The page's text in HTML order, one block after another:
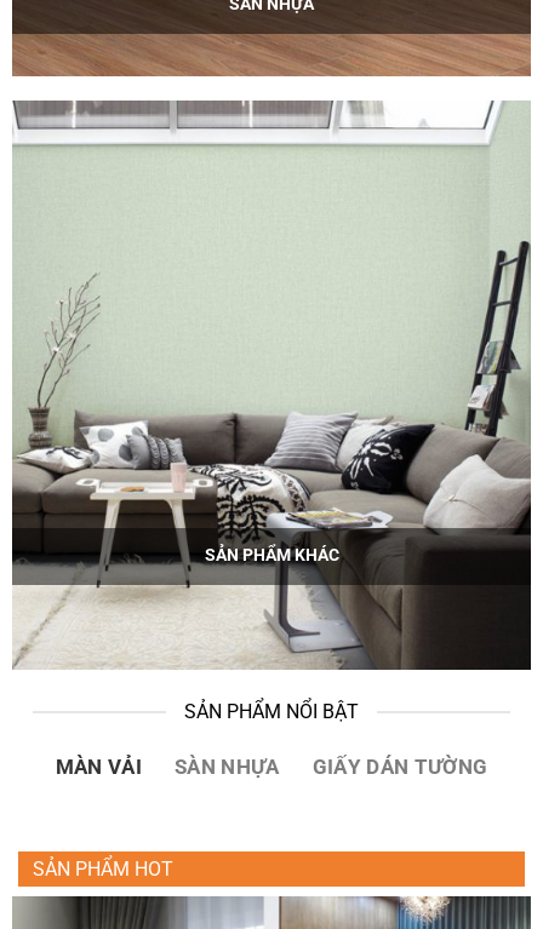
SẢN PHẨM KHÁC
SẢN PHẨM NỔI BẬT
MÀN VẢI SÀN NHỰA GIẤY DÁN TƯỜNG
SẢN PHẨM HOT